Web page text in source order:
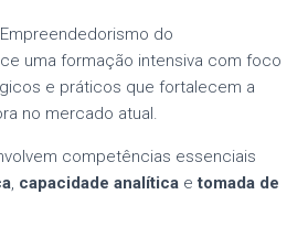
do
uma formação intensiva com foco
e práticos que fortalecem a
no mercado atual.
competências essenciais
, capacidade analítica etomada de